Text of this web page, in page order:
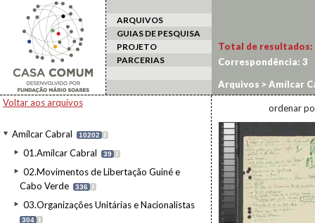
ARQUIVOS
GUIAS DE PESQUISA
PROJETO
PARCERIAS
Voltar aos arquivos
Amílcar Cabral 10202 I
01.Amílcar Cabral 39 I
02.Movimentos de Libertação Guiné e
Cabo Verde
336 I
03.Organizações Unitárias e Nacionalistas
304 I
Total de resultados:
Correspondência: 3
Arquivos >Amílcar
ordenar